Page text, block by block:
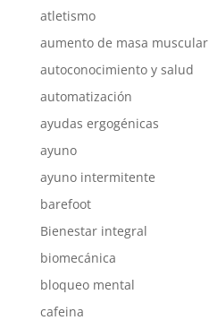
atletismo
aumento de masa muscular
autoconocimiento y salud
automatización
ayudas ergogénicas
ayuno
ayuno intermitente
barefoot
Bienestar integral
biomecánica
bloqueo mental
cafeina